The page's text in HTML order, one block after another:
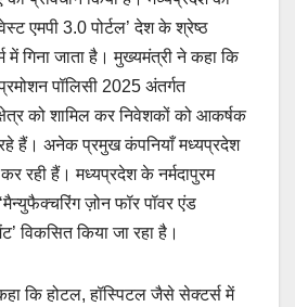
एमपी 3.0 पोर्टल’ देश के श्रेष्ठ
में गिना जाता है। मुख्यमंत्री ने कहा कि
पॉलिसी 2025 अंतर्गत
को शामिल कर निवेशकों को आकर्षक
रहे हैं। अनेक प्रमुख कंपनियाँ मध्यप्रदेश
रही हैं। मध्यप्रदेश के नर्मदापुरम
ज़ोन फॉर पॉवर एंड
विकसित किया जा रहा है।
कि होटल, हॉस्पिटल जैसे सेक्टर्स में